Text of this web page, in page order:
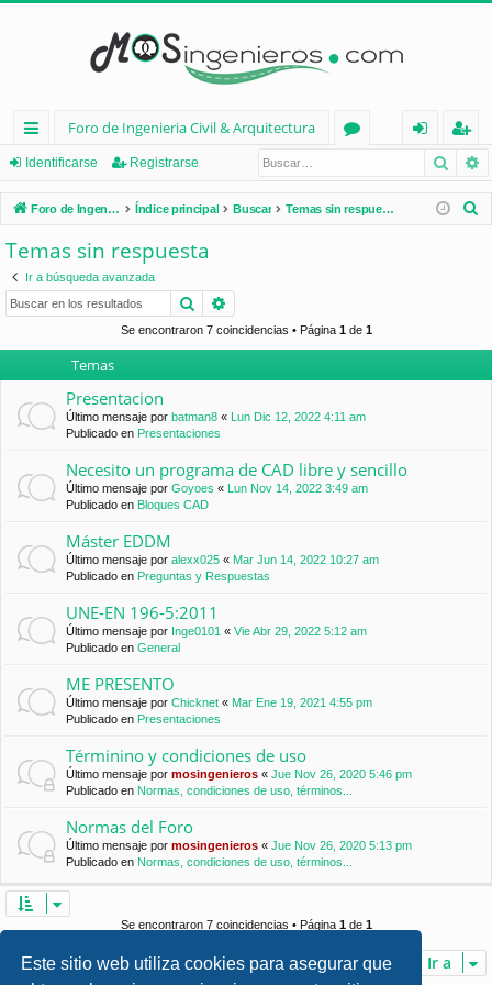
Este sitio web utiliza cookies para asegurar que
nl
ac
es
rá
pi
Foro de Ingenieria Civil & Arquitectura
os
nt
ifi
eg
ist
ra
Identificarse Registrarse
Foro de Ingenieria Civil & Arquitectura Índice principal Buscar Temas sin respuesta
Temas sin respuesta
Ir a búsqueda avanzada
Buscar
Se encontraron 7 coincidencias • Página 1de 1
Temas
Presentacion
Último mensaje por batman8 «
Lun Dic 12, 2022 4:11 am
Publicado en Presentaciones
Necesito un programa de CAD libre y sencillo
Último mensaje por Goyoes «
Lun Nov 14, 2022 3:49 am
Publicado en Bloques CAD
Máster EDDM
Último mensaje por alexx025 « Mar Jun 14, 2022 10:27 am
Publicado en Preguntas y Respuestas
UNE-EN 196-5:2011
Último mensaje por Inge0101 « Vie Abr 29, 2022 5:12 am
Publicado en General
ME PRESENTO
Último mensaje por Chicknet « Mar Ene 19, 2021 4:55 pm
Publicado en Presentaciones
Términino y condiciones de uso
Último mensaje por mosingenieros « Jue Nov 26, 2020 5:46 pm
Publicado en Normas, condiciones de uso, términos...
Normas del Foro
Último mensaje por mosingenieros « Jue Nov 26, 2020 5:13 pm
Publicado en Normas, condiciones de uso, términos...
Se encontraron 7 coincidencias • Página 1de 1
Ir a